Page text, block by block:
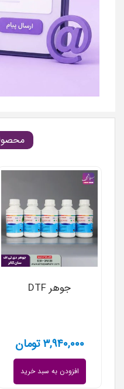
جوهر DTF
۳,۹۴۰,۰۰۰ تومان
افزودن به سبد خرید